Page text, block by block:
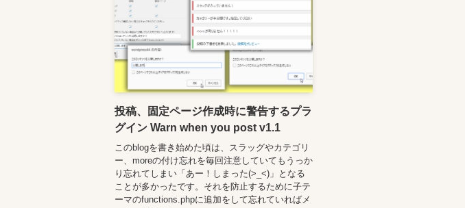
投稿、固定ページ作成時に警告するプラ
グイン Warn when you post v1.1
このblogを書き始めた頃は、スラッグやカテゴリ
ー、moreの付け忘れを毎回注意していてもうっか
り忘れてしまい「あー！しまった(>_<)」となる
ことが多かったです。それを防止するために子テ
ーマのfunctions.phpに追加をして忘れていればメ